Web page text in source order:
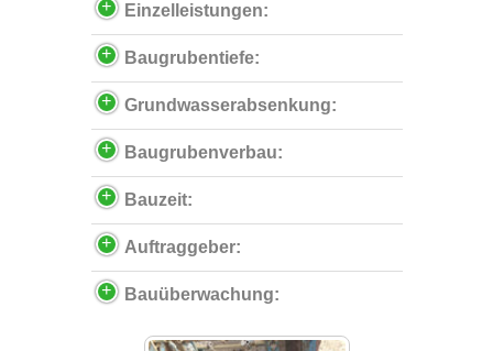
Einzelleistungen:
Baugrubentiefe:
Grundwasserabsenkung:
Baugrubenverbau:
Bauzeit:
Auftraggeber:
Bauüberwachung: